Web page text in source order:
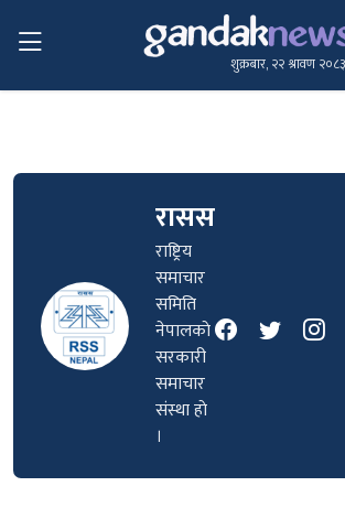
शुक्रबार, २२ श्रावण २०८३
रासस
राष्ट्रिय
समाचार
समिति
नेपालकाे
सरकारी
समाचार
संस्था हाे
।